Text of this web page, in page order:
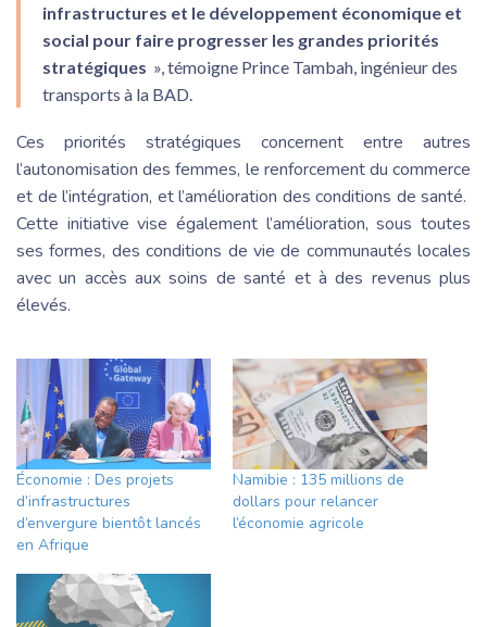
infrastructures et le développement économique et
social pour faire progresser les grandes priorités
stratégiques », témoigne Prince Tambah, ingénieur des
transports à la BAD.
Ces priorités stratégiques concernent entre autres
l’autonomisation des femmes, le renforcement du commerce
et de l’intégration, et l’amélioration des conditions de santé.
Cette initiative vise également l’amélioration, sous toutes
ses formes, des conditions de vie de communautés locales
avec un accès aux soins de santé et à des revenus plus
élevés.
Économie : Des projets
d’infrastructures
d’envergure bientôt lancés
en Afrique
Namibie : 135 millions de
dollars pour relancer
l’économie agricole